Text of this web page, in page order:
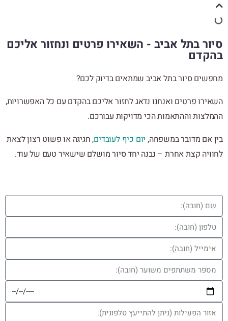
סיור בתל אביב - השאירו פרטים ונחזור אליכם
בהקדם
מחפשים סיור בתל אביב שמתאים בדיוק לכם?
השאירו פרטים ואנחנו נדאג לחזור אליכם בהקדם עם כל האפשרויות,
ההמלצות וההתאמות הכי מדויקות עבורכם.
בין אם מדובר במשפחה,יום כיף לעובדים, חגיגה או פשוט רצון לצאת
לחוויה קצת אחרת – נבנה יחד סיור מושלם שישאיר טעם של עוד.